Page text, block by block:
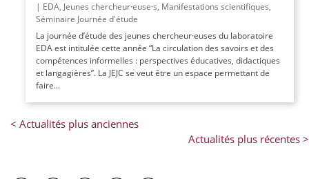
| EDA, Jeunes chercheur·euse·s, Manifestations scientifiques,
Séminaire Journée d'étude
La journée d’étude des jeunes chercheur·euses du laboratoire
EDA est intitulée cette année “La circulation des savoirs et des
compétences informelles : perspectives éducatives, didactiques
et langagières”. La JEJC se veut être un espace permettant de
faire...